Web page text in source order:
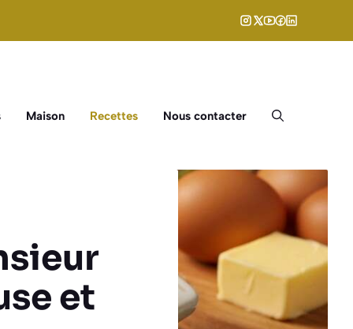
Maison Recettes Nous contacter
et